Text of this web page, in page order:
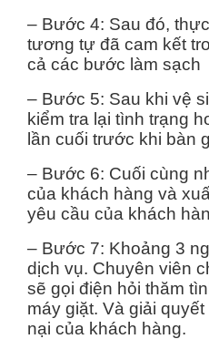
– Bước 4: Sau đó,
tương tự đã cam kết
cả các bước làm sạch
– Bước 5: Sau khi vệ
kiểm tra lại tình trạng
lần cuối trước khi bàn
– Bước 6: Cuối cùng
của khách hàng và
yêu cầu của khách
– Bước 7: Khoảng 3
dịch vụ. Chuyên viên
sẽ gọi điện hỏi thăm
máy giặt. Và giải
nại của khách hàng.